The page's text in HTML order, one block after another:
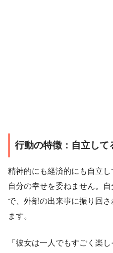
行動の特徴：自立して
精神的にも経済的にも自立
自分の幸せを委ねません。
で、外部の出来事に振り回
ます。
「彼女は一人でもすごく楽